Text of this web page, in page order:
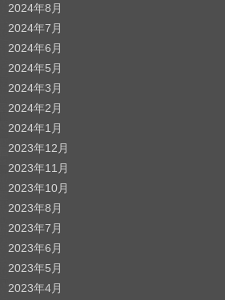
2024年8月
2024年7月
2024年6月
2024年5月
2024年3月
2024年2月
2024年1月
2023年12月
2023年11月
2023年10月
2023年8月
2023年7月
2023年6月
2023年5月
2023年4月